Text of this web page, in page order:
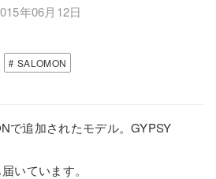
年06月12日
SALOMON
で追加されたモデル。GYPSY
いています。